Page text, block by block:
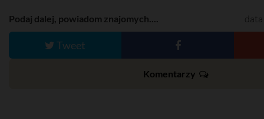
Podaj dalej, powiadom znajomych....
Tweet
Komentarzy